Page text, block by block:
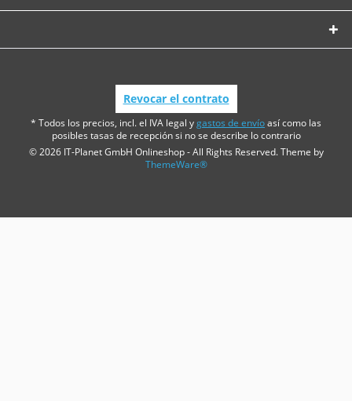
Revocar el contrato
* Todos los precios, incl. el IVA legal ygastos de envíoasí como las
posibles tasas de recepción si no se describe lo contrario
© 2026 IT-Planet GmbH Onlineshop - All Rights Reserved. Theme by
ThemeWare®